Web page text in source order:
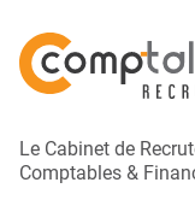
Le Cabinet de
Comptables &